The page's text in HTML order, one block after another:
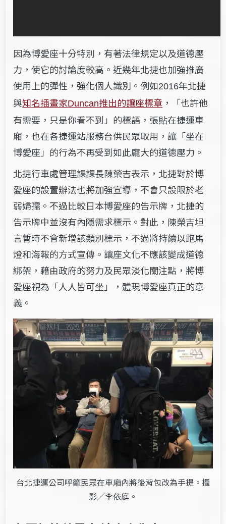
因為博愛座十分特別，有著法律規定以及道德壓
力，使它的討論度較高。近幾年北捷也加強推廣
使用上的彈性，強化個人識別。例如2016年北捷
與知名插畫家Duncan推出的讓座標章 ，「也許他
有需要，只是你看不到」的標語，張貼在捷運車
廂，也在各捷運站服務台供民眾取用，讓「坐在
博愛座」的行為不再受到如此龐大的道德壓力。
北捷行車處管理課課長陳榮吉表示，北捷對於博
愛座的設置辦法也將加強宣導，不會只設限於老
弱婦孺。不過比較日本博愛座的告示牌，北捷的
告示牌中並沒有內隱需求標示。對此，陳榮吉坦
言暫時不會新增該類別標示，不過將持續以跑馬
燈和海報的方式宣傳。讓座文化不應該變成道德
綁架，藉由政府的努力及民眾淡化關注點，將博
愛座視為「人人皆可坐」，體現博愛座真正的意
義。
台北捷運公司呼籲民眾在車廂內將後背包改為手提。攝
影／李依庭。